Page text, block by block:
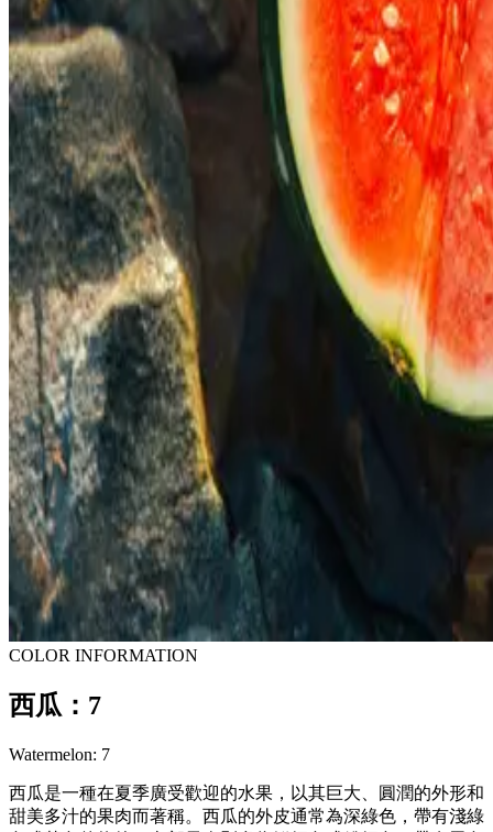
COLOR INFORMATION
西瓜：7
Watermelon: 7
西瓜是一種在夏季廣受歡迎的水果，以其巨大、圓潤的外形和
甜美多汁的果肉而著稱。西瓜的外皮通常為深綠色，帶有淺綠